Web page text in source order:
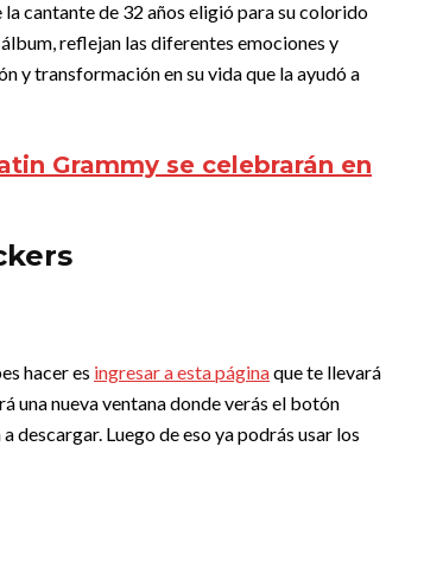
cantante de 32 años eligió para su colorido
reflejan las diferentes emociones y
y transformación en su vida que la ayudó a
Grammy se celebrarán en
hacer es ingresar a esta páginaque te llevará
una nueva ventana donde verás el botón
descargar. Luego de eso ya podrás usar los